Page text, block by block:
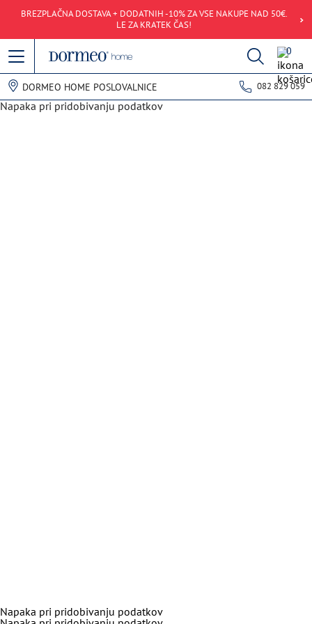
BREZPLAČNA DOSTAVA + DODATNIH -10% ZA VSE NAKUPE NAD 50€.
LE ZA KRATEK ČAS!
0
DORMEO HOME POSLOVALNICE 082 829 059
Napaka pri pridobivanju podatkov
Napaka pri pridobivanju podatkov